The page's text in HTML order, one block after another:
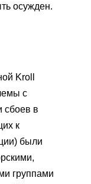
осужден.
Kroll
с
сбоев в
к
были
группами